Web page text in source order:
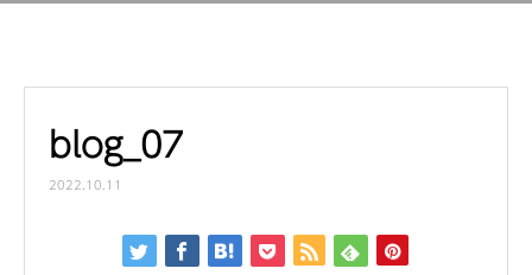
blog_07
2022.10.11